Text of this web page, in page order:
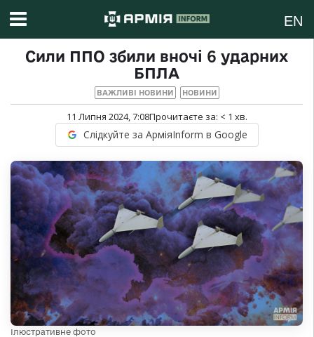
EN
Сили ППО збили вночі 6 ударних
БПЛА
ВАЖЛИВІ НОВИНИ НОВИНИ
11 Липня 2024, 7:08Прочитаєте за: < 1 хв.
Слідкуйте за АрміяInform в Google
Ілюстративне фото